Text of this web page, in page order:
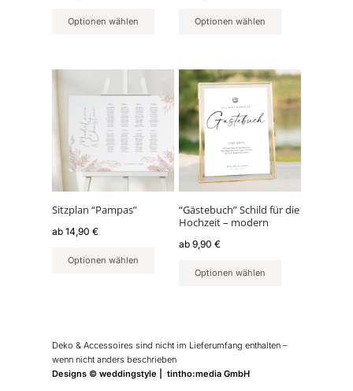
Optionen wählen
gewählt
Optionen wählen
gewählt
Sitzplan “Pampas”
ab 14,90 €
Optionen wählen
Produkt
mehrere
Varianten
auf.
Die
Optionen
können
auf
Produktseite
“Gästebuch” Schild für die
Hochzeit – modern
ab9,90€
Optionen wählen
Dieses
Produkt
weist
mehrere
Varianten
auf.
Optionen
können
auf
der
gewählt
Deko & Accessoires sind nicht im Lieferumfang enthalten –
wenn nicht anders beschrieben
Designs © weddingstyle | tintho:media GmbH